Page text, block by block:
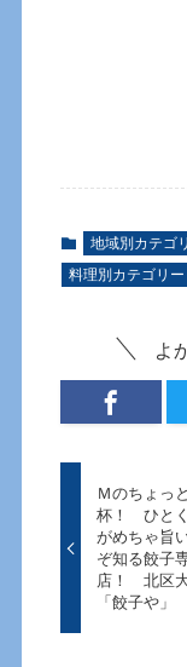
地域別カテゴ
料理別カテゴリー
よ
Ｍのちょっ
杯！ ひと
がめちゃ旨
ぞ知る餃子
店！ 北区
「餃子や」